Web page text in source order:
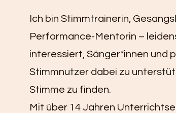
Ich bin Stimmtrainerin,
Performance-Mentorin –
interessiert, Sänger*innen und
Stimmnutzer dabei zu
Stimme zu finden.
Mit über 14 Jahren